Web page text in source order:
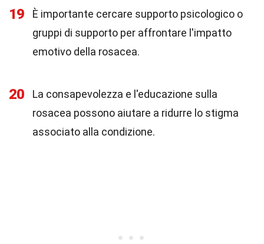
19
È importante cercare supporto psicologico o
gruppi di supporto per affrontare l'impatto
emotivo della rosacea.
20
La consapevolezza e l'educazione sulla
rosacea possono aiutare a ridurre lo stigma
associato alla condizione.